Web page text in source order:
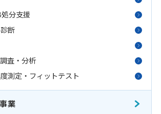
分支援
断
査・分析
測定・フィットテスト
業